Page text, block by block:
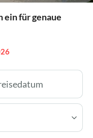
ein für genaue